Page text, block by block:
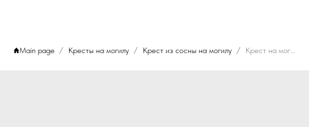
Main page Кресты на могилу Крест из сосны на могилу Крест на могилу №8 ВП "Вечная память" (сосна) арт. KS-0008VP